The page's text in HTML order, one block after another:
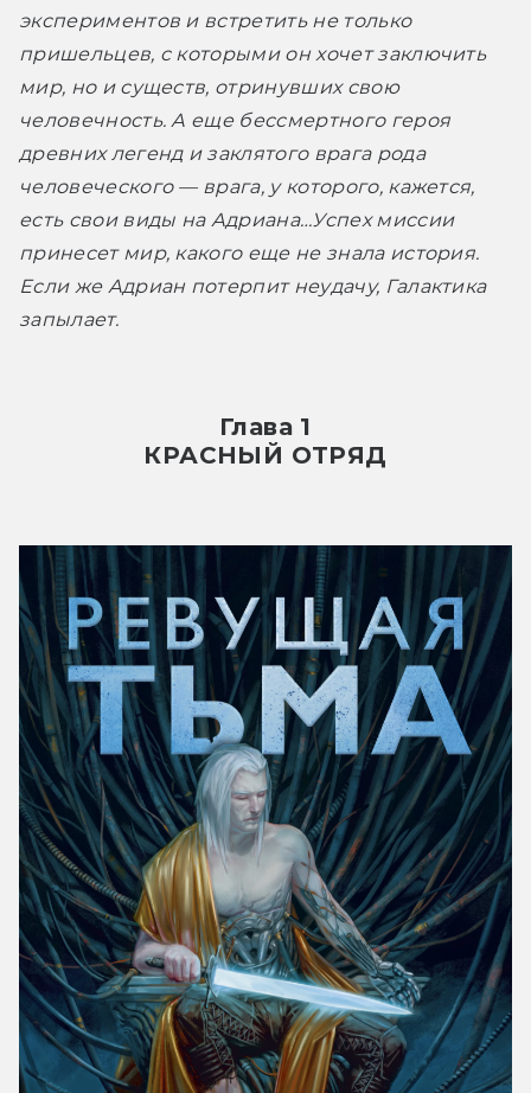
экспериментов и встретить не только
пришельцев, с которыми он хочет заключить
мир, но и существ, отринувших свою
человечность. А еще бессмертного героя
древних легенд и заклятого врага рода
человеческого — врага, у которого, кажется,
есть свои виды на Адриана…Успех миссии
принесет мир, какого еще не знала история.
Если же Адриан потерпит неудачу, Галактика
запылает.
Глава 1
КРАСНЫЙ ОТРЯД